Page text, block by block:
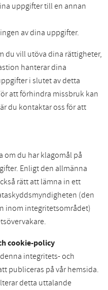
uppgifter till en annan
av dina uppgifter.
du vill utöva dina rättigheter,
hanterar dina
i slutet av detta
att förhindra missbruk kan
du kontaktar oss för att
om du har klagomål på
Enligt den allmänna
rätt att lämna in ett
(den
inom integritetsområdet)
cookie-policy
integritets- och
publiceras på vår hemsida.
detta uttalande